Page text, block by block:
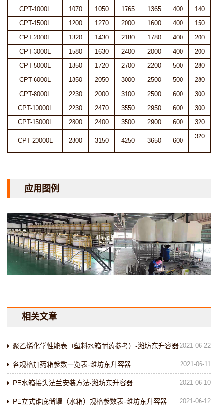
CPT-1000L
1070 1050 1765 1365 400
140
CPT-1500L
1200 1270 2000 1600 400
150
CPT-2000L
1320 1430 2180 1780 400
200
CPT-3000L
1580 1630 2400 2000 400
200
CPT-5000L
1850 1720 2700 2200 500
280
CPT-6000L
1850 2050 3000 2500 500
280
CPT-8000L
2230 2000 3100 2500 600
300
CPT-10000L
2230 2470 3550 2950 600
300
CPT-15000L
2800 2400 3500 2900 600 320
CPT-20000L 2800 3150 4250 3650 600
320
应用图例
相关文章
2021-06-22
聚乙烯化学性能表（塑料水箱耐药参考）-潍坊东升容器
2021-06-11
各规格加药箱参数一览表-潍坊东升容器
2021-06-10
PE水箱接头法兰安装方法-潍坊东升容器
2021-06-12
PE立式锥底储罐（水箱）规格参数表-潍坊东升容器